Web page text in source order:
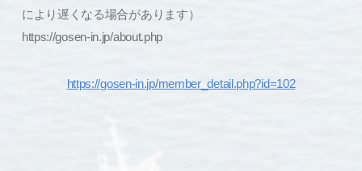
により遅くなる場合があります）
https://gosen-in.jp/about.php
https://gosen-in.jp/member_detail.php?id=102